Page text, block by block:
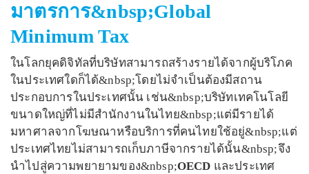
มาตรการ&nbsp;Global
Minimum Tax
ในโลกยุคดิจิทัลที่บริษัทสามารถสร้างรายได้จากผู้บริโภค
ในประเทศใดก็ได้&nbsp;โดยไม่จำเป็นต้องมีสถาน
ประกอบการในประเทศนั้น เช่น&nbsp;บริษัทเทคโนโลยี
ขนาดใหญ่ที่ไม่มีสำนักงานในไทย&nbsp;แต่มีรายได้
มหาศาลจากโฆษณาหรือบริการที่คนไทยใช้อยู่&nbsp;แต่
ประเทศไทยไม่สามารถเก็บภาษีจากรายได้นั้น&nbsp;จึง
นำไปสู่ความพยายามของ&nbsp;OECD และประเทศ